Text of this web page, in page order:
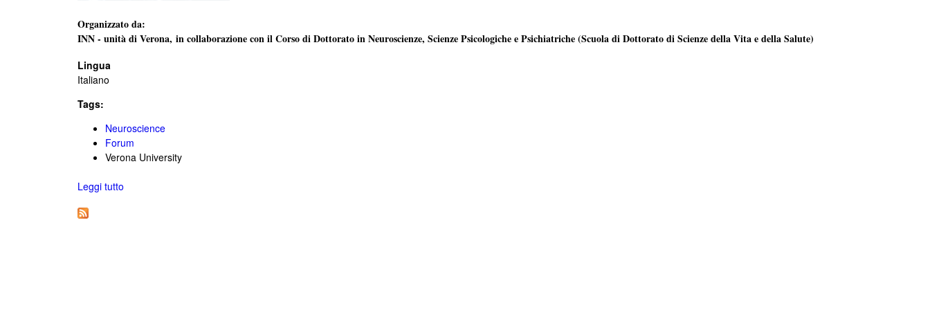
-
n
a
o
n
i
p
a
l
e
Organizzato da:
INN - unità di Verona, in collaborazione con il Corso di Dottorato in Neuroscienze, Scienze Psicologiche e Psichiatriche (Scuola di Dottorato di Scienze della Vita e della Salute)
Lingua
Italiano
Tags:
Neuroscience
Forum
Verona University
Leggi tutto